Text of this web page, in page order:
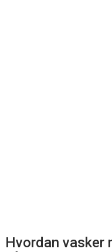
Hvordan vasker